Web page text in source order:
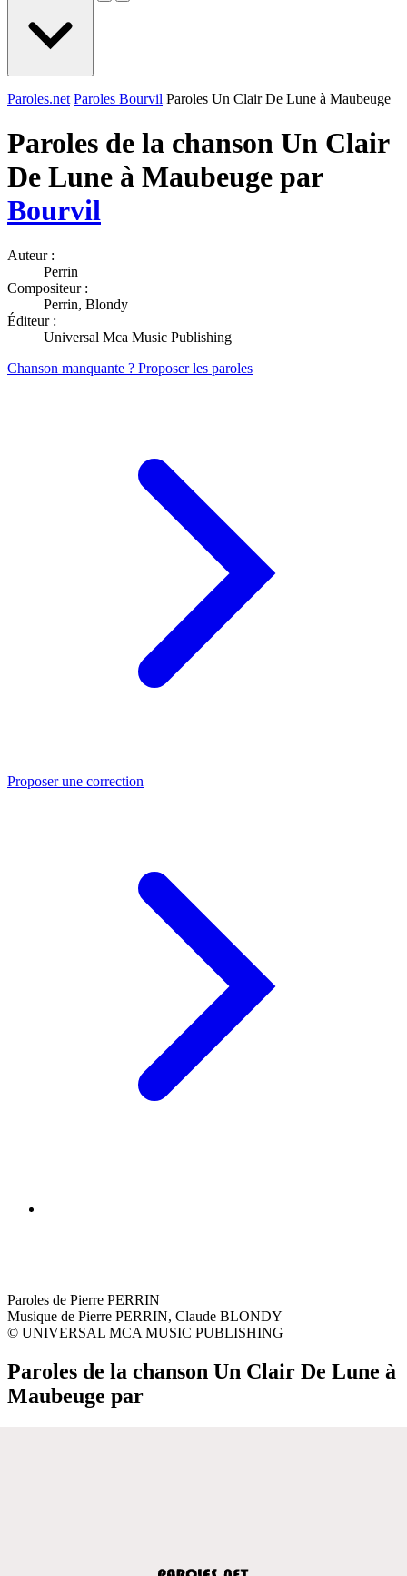
Paroles.net Paroles Bourvil Paroles Un Clair De Lune à Maubeuge
Paroles de la chanson Un Clair
De Lune à Maubeuge par
Bourvil
Auteur :
Perrin
Compositeur :
Perrin, Blondy
Éditeur :
Universal Mca Music Publishing
Chanson manquante ? Proposer les paroles
Proposer une correction
Paroles de Pierre PERRIN
Musique de Pierre PERRIN, Claude BLONDY
© UNIVERSAL MCA MUSIC PUBLISHING
Paroles de la chanson Un Clair De Lune à
Maubeuge par